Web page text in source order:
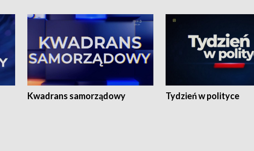
Kwadrans samorządowy Tydzień w polityce